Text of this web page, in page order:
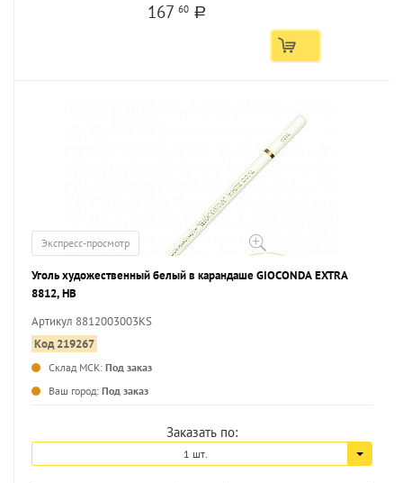
167 60 a
Экспресс-просмотр
Уголь художественный белый в карандаше GIOCONDA EXTRA
8812, HB
Артикул 8812003003KS
Код 219267
Склад МСК: Под заказ
Ваш город: Под заказ
Заказать по:
1 шт.